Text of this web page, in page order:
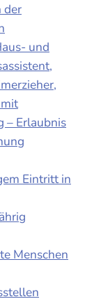
der
und
– Erlaubnis
Eintritt in
Menschen